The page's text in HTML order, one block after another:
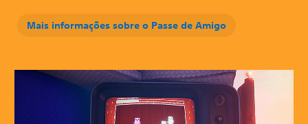
Mais informações sobre o Passe de Amigo